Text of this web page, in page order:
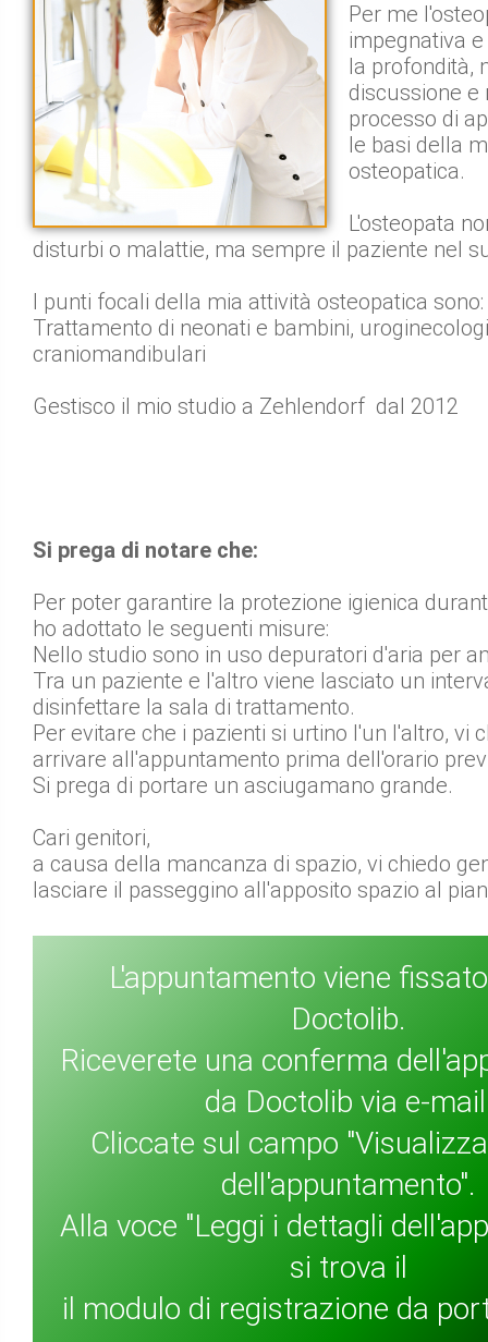
Per me
impegnativa
la profondità,
discussione e
processo di
le basi della
osteopatica.
L'osteopata
disturbi o malattie, ma sempre il paziente nel
I punti focali della mia attività osteopatica sono:
Trattamento di neonati e bambini,
craniomandibulari
Gestisco il mio studio a Zehlendorf dal 2012
Si prega di notare che:
Per poter garantire la protezione igienica
ho adottato le seguenti misure:
Nello studio sono in uso depuratori d'aria per
Tra un paziente e l'altro viene lasciato un
disinfettare la sala di trattamento.
Per evitare che i pazienti si urtino l'un l'altro, vi
arrivare all'appuntamento prima dell'orario
Si prega di portare un asciugamano grande.
Cari genitori,
a causa della mancanza di spazio, vi chiedo
lasciare il passeggino all'apposito spazio al
L'appuntamento viene
Doctolib.
Riceverete una conferma
da Doctolib via e-
Cliccate sul campo
dell'appuntamento".
Alla voce "Leggi i dettagli
si trova il
il modulo di registrazione da